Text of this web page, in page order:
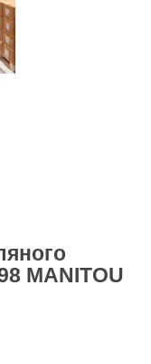
MANITOU